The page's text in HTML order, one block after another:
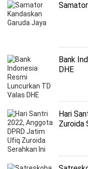
Bank
DHE
Hari
Zuroida